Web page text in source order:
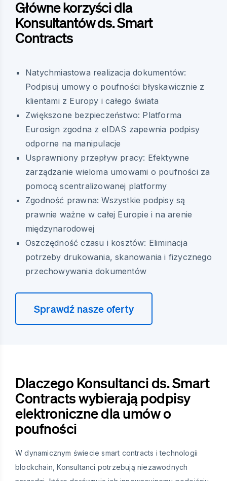
Główne korzyści dla
Konsultantów ds. Smart
Contracts
Natychmiastowa realizacja dokumentów:
Podpisuj umowy o poufności błyskawicznie z
klientami z Europy i całego świata
Zwiększone bezpieczeństwo: Platforma
Eurosign zgodna z eIDAS zapewnia podpisy
odporne na manipulacje
Usprawniony przepływ pracy: Efektywne
zarządzanie wieloma umowami o poufności za
pomocą scentralizowanej platformy
Zgodność prawna: Wszystkie podpisy są
prawnie ważne w całej Europie i na arenie
międzynarodowej
Oszczędność czasu i kosztów: Eliminacja
potrzeby drukowania, skanowania i fizycznego
przechowywania dokumentów
Sprawdź nasze oferty
Dlaczego Konsultanci ds. Smart
Contracts wybierają podpisy
elektroniczne dla umów o
poufności
W dynamicznym świecie smart contracts i technologii
blockchain, Konsultanci potrzebują niezawodnych